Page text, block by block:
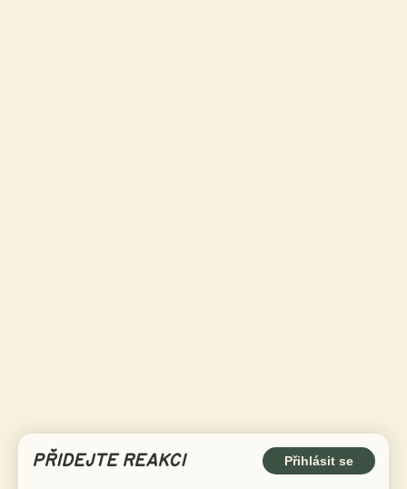
PŘIDEJTE REAKCI Přihlásit se